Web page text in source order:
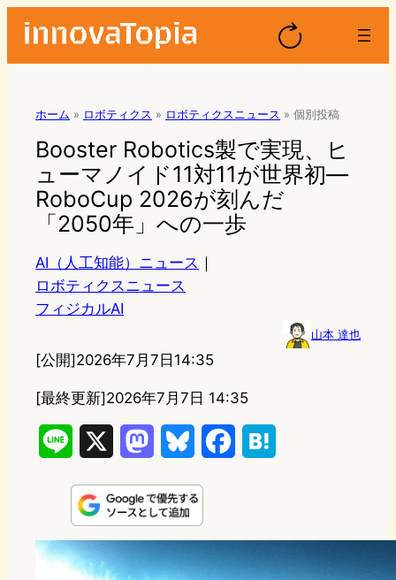
ホーム » ロボティクス » ロボティクスニュース » 個別投稿
Booster Robotics製で実現、ヒ
ューマノイド11対11が世界初—
RoboCup 2026が刻んだ
「2050年」への一歩
AI（人工知能）ニュース ｜
ロボティクスニュース
フィジカルAI
山本 達也
[公開]2026年7月7日14:35
[最終更新]2026年7月7日 14:35
n
e
s
t
o
u
e
s
e
b
e
n